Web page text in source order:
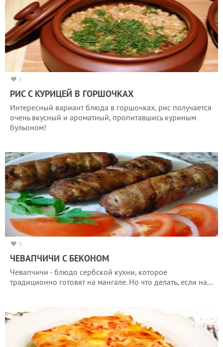
9
РИС С КУРИЦЕЙ В ГОРШОЧКАХ
Интересный вариант блюда в горшочках, рис получается
очень вкусный и ароматный, пропитавшись куриным
бульоном!
9
ЧЕВАПЧИЧИ С БЕКОНОМ
Чевапчичи - блюдо сербской кухни, которое
традиционно готовят на мангале. Но что делать, если на…